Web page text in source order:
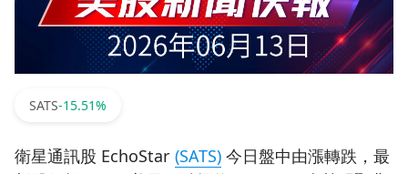
SATS-15.51%
衛星通訊股 EchoStar (SATS)今日盤中由漲轉跌，最